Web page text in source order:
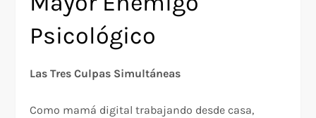
Psicológico
Las Tres Culpas Simultáneas
Como mamá digital trabajando desde casa,